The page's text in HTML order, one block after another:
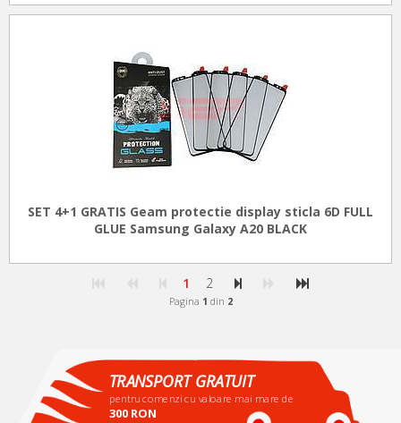
SET 4+1 GRATIS Geam protectie display sticla 6D FULL
GLUE Samsung Galaxy A20 BLACK
1 2
Pagina 1 din 2
TRANSPORT GRATUIT
pentru comenzi cu valoare mai mare de
300 RON